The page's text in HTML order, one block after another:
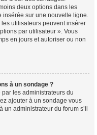
deux options dans les
insérée sur une nouvelle ligne.
utilisateurs peuvent insérer
par utilisateur ». Vous
en jours et autoriser ou non
à un sondage ?
par les administrateurs du
ajouter à un sondage vous
administrateur du forum s’il